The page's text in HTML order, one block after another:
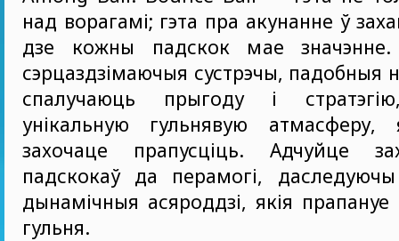
над ворагамі; гэта пра акунанне ў
дзе кожны падскок мае значэнне.
сэрцаздзімаючыя сустрэчы, падобныя
спалучаюць прыгоду і
унікальную гульнявую
захочаце прапусціць. Адчуйце
падскокаў да перамогі,
дынамічныя асяроддзі, якія прапануе
гульня.